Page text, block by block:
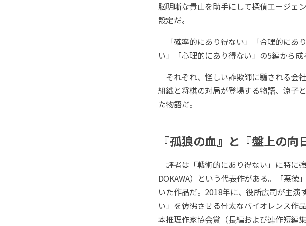
脳明晰な貴山を助手にして探偵エージェ
設定だ。
「確率的にあり得ない」「合理的にあ
い」「心理的にあり得ない」の5編から成
それぞれ、怪しい詐欺師に騙される会
組織と将棋の対局が登場する物語、涼子
た物語だ。
『孤狼の血』と『盤上の
評者は「戦術的にあり得ない」に特に
DOKAWA）という代表作がある。「悪
いた作品だ。2018年に、役所広司が主
い」を彷彿させる骨太なバイオレンス作
本推理作家協会賞（長編および連作短編